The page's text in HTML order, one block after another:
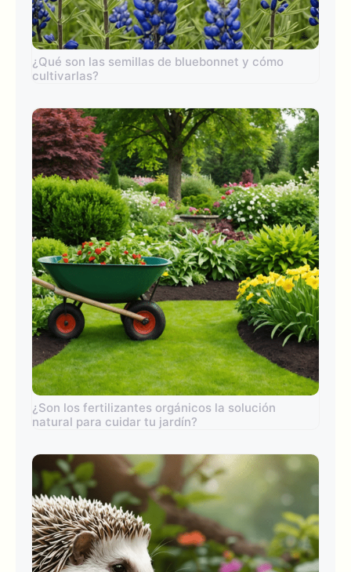
¿Qué son las semillas de bluebonnet y cómo
cultivarlas?
¿Son los fertilizantes orgánicos la solución
natural para cuidar tu jardín?